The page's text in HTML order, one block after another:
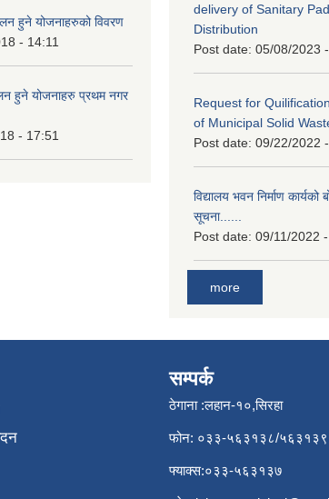
हुने योजनाहरुको विवरण
- 14:11
हुने योजनाहरु प्रथम नगर
- 17:51
delivery of Sanitary
Distribution
Post date: 05/08/2023
Request for
of Municipal Solid
Post date: 09/22/2022
विद्यालय भवन निर्माण कार्यको
सूचना......
Post date: 09/11/2022
more
सम्पर्क
ठेगाना :लहान-१०,सिरहा
फोन: ०३३-५६३१३८/५६३१३९
फ्याक्स:०३३-५६३१३७